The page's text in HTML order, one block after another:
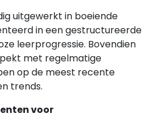
uitgewerkt in boeiende
in een gestructureerde
leerprogressie. Bovendien
met regelmatige
op de meest recente
trends.
voor